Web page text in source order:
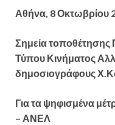
Αθήνα, 8 Οκτωβρίου
Σημεία
Τύπου Κινήματος
δημοσιογράφους
Για τα ψηφισμένα
– ΑΝΕΛ